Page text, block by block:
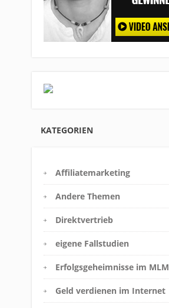
KATEGORIEN
Affiliatemarketing
Andere Themen
Direktvertrieb
eigene Fallstudien
Erfolgsgeheimnisse im MLM
Geld verdienen im Internet